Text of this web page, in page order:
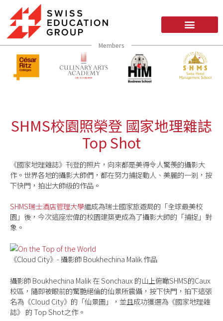
Members
SHMS校園照榮登 國家地理雜誌
Top Shot
《國家地理雜誌》刊登的照片，向來都是美得令人驚羨的攝影大
作。世界各地的攝影大師們，都在努力捕捉動人、美麗的一剎，按
下快門，拍出大師級的作品。
SHMS瑞士酒店管理大學繼成為瑞士國家旅遊局的「全球最美校
園」後，今次這座宏偉的校園建築更成為了攝影大師的「捕捉」對
象。
《Cloud City》- 攝影師 Boukhechina Malik 作品
攝影師 Boukhechina Malik 在 Sonchaux 的山上俯瞰SHMS的Caux
校區，隨即被眼前的驚艷絕倫的仙景所震懾，按下快門，拍下這張
名為《Cloud City》的「仙景圖」，並且成功獲選為《國家地理雜
誌》 的 Top Shot之作。